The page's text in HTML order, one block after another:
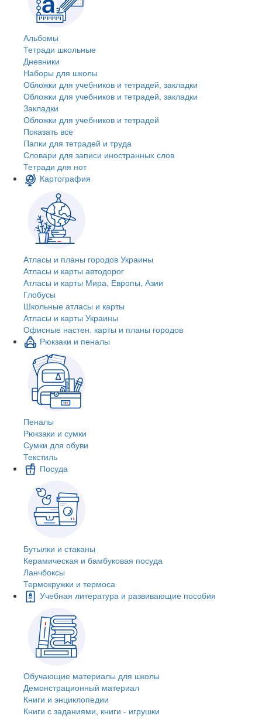
Альбомы
Тетради школьные
Дневники
Наборы для школы
Обложки для учебников и тетрадей, закладки
Обложки для учебников и тетрадей, закладки
Закладки
Обложки для учебников и тетрадей
Показать все
Папки для тетрадей и труда
Словари для записи иностранных слов
Тетради для нот
Картография
Атласы и планы городов Украины
Атласы и карты автодорог
Атласы и карты Мира, Европы, Азии
Глобусы
Школьные атласы и карты
Атласы и карты Украины
Офисные настен. карты и планы городов
Рюкзаки и пеналы
Пеналы
Рюкзаки и сумки
Сумки для обуви
Текстиль
Посуда
Бутылки и стаканы
Керамическая и бамбуковая посуда
Ланчбоксы
Термокружки и термоса
Учебная литература и развивающие пособия
Обучающие материалы для школы
Демонстрационный материал
Книги и энциклопедии
Книги с заданиями, книги - игрушки